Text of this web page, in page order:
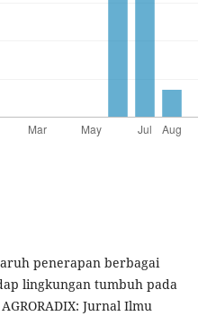
penerapan berbagai
lingkungan tumbuh pada
Jurnal Ilmu